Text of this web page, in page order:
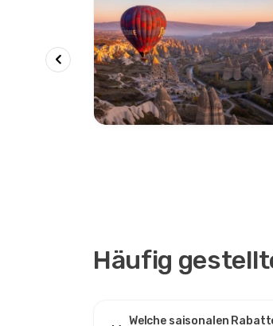
Häufig
Welche saisonalen